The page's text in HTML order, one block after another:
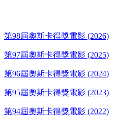
第98屆奧斯卡得獎電影 (2026)
第97屆奧斯卡得獎電影 (2025)
第96屆奧斯卡得獎電影 (2024)
第95屆奧斯卡得獎電影 (2023)
第94屆奧斯卡得獎電影 (2022)